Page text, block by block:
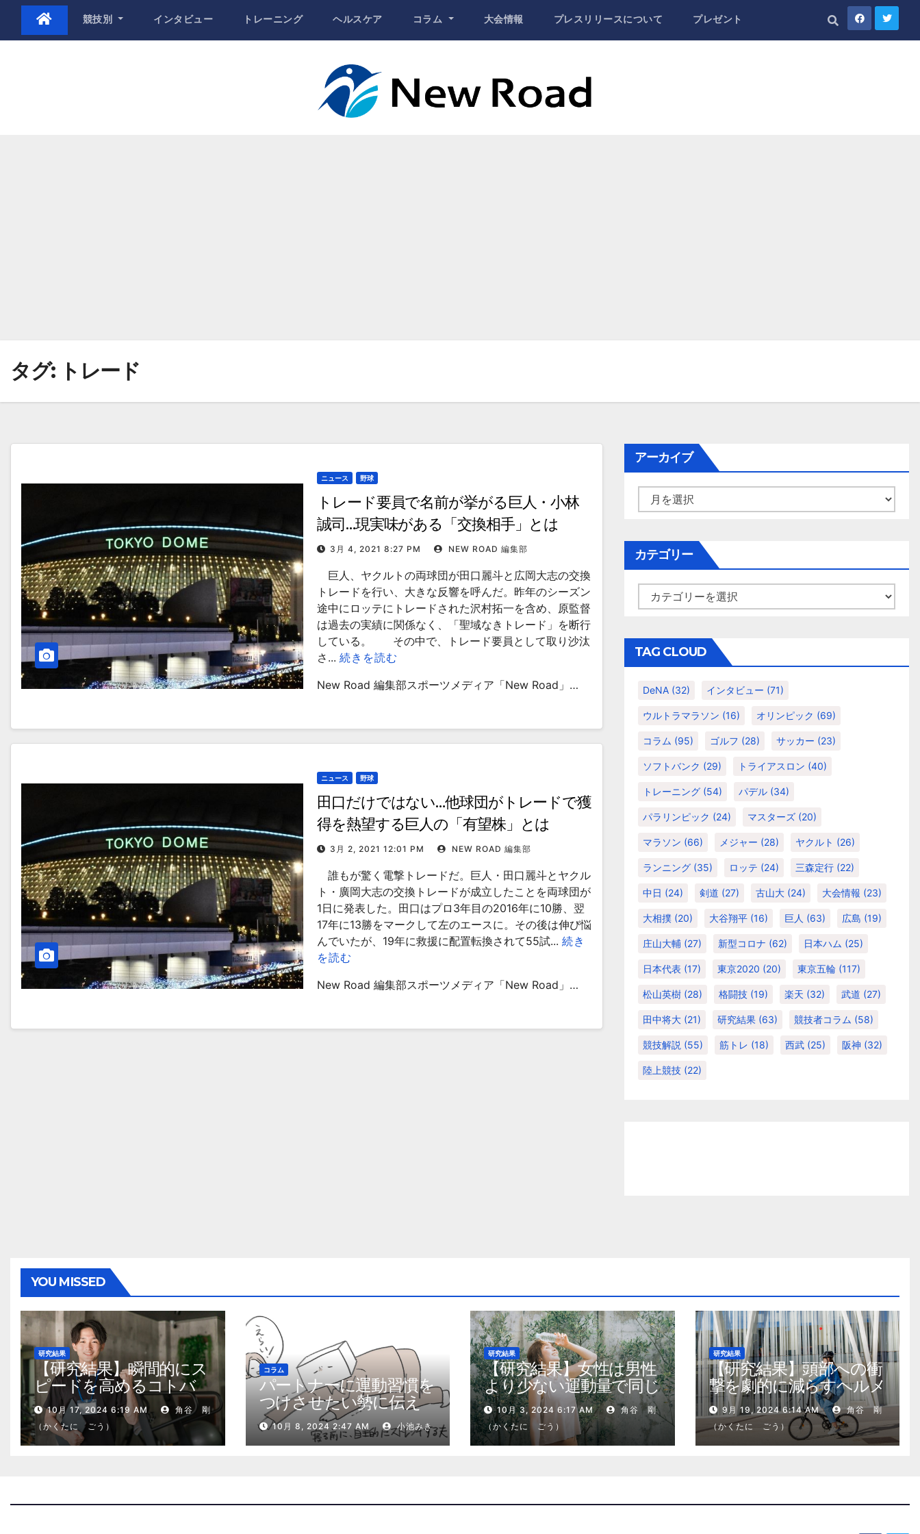
Skip
content
競技別 インタビュー トレーニング ヘルスケア コラム 大会情報 プレスリリースについて プレゼント
タグ: トレード
ニュース 野球
トレード要員で名前が挙がる巨人・小林
誠司…現実味がある「交換相手」とは
3月 4, 2021 8:27 PM NEW ROAD 編集部
巨人、ヤクルトの両球団が田口麗斗と広岡大志の交換
トレードを行い、大きな反響を呼んだ。昨年のシーズン
途中にロッテにトレードされた沢村拓一を含め、原監督
は過去の実績に関係なく、「聖域なきトレード」を断行
している。 その中で、トレード要員として取り沙汰
さ... 続きを読む
New Road 編集部スポーツメディア「New Road」…
ニュース 野球
田口だけではない…他球団がトレードで獲
得を熱望する巨人の「有望株」とは
3月 2, 2021 12:01 PM NEW ROAD 編集部
誰もが驚く電撃トレードだ。巨人・田口麗斗とヤクル
ト・廣岡大志の交換トレードが成立したことを両球団が
1日に発表した。田口はプロ3年目の2016年に10勝、翌
17年に13勝をマークして左のエースに。その後は伸び悩
んでいたが、19年に救援に配置転換されて55試... 続き
を読む
New Road 編集部スポーツメディア「New Road」…
アーカイブ
ー
イ
ブ
カテゴリー
テ
リ
ー
TAG CLOUD
DeNA (32) インタビュー (71)
ウルトラマラソン (16) オリンピック (69)
コラム (95) ゴルフ (28) サッカー (23)
ソフトバンク (29) トライアスロン (40)
トレーニング (54) パデル (34)
パラリンピック (24) マスターズ (20)
マラソン (66) メジャー (28) ヤクルト (26)
ランニング (35) ロッテ (24) 三森定行 (22)
中日 (24) 剣道 (27) 古山大 (24) 大会情報 (23)
大相撲 (20) 大谷翔平 (16) 巨人 (63) 広島 (19)
庄山大輔 (27) 新型コロナ (62) 日本ハム (25)
日本代表 (17) 東京2020 (20) 東京五輪 (117)
松山英樹 (28) 格闘技 (19) 楽天 (32) 武道 (27)
田中将大 (21) 研究結果 (63) 競技者コラム (58)
競技解説 (55) 筋トレ (18) 西武 (25) 阪神 (32)
陸上競技 (22)
YOU MISSED
研究結果
【研究結果】瞬間的にス
ピードを高めるコトバ
の威力
10月 17, 2024 6:19 AM
角谷 剛
（かくたに ごう）
コラム
パートナーに運動習慣を
つけさせたい勢に伝え
る、私が夫の筋肉量を
2kg増やした5ステップ
10月 8, 2024 2:47 AM 小池みき
研究結果
【研究結果】女性は男性
より少ない運動量で同じ
健康効果を得る
10月 3, 2024 6:17 AM
角谷 剛
（かくたに ごう）
研究結果
【研究結果】頭部への衝
撃を劇的に減らすヘルメ
ット内部パッド
9月 19, 2024 6:14 AM
角谷 剛
（かくたに ごう）